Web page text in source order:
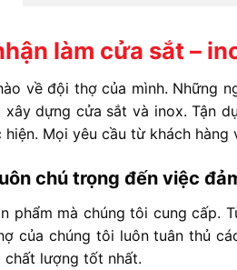
làm cửa sắt –
về đội thợ của mình. Những
dựng cửa sắt và inox. Tận
hiện. Mọi yêu cầu từ khách
chú trọng đến việc
phẩm mà chúng tôi cung cấp.
của chúng tôi luôn tuân thủ
chất lượng tốt nhất.